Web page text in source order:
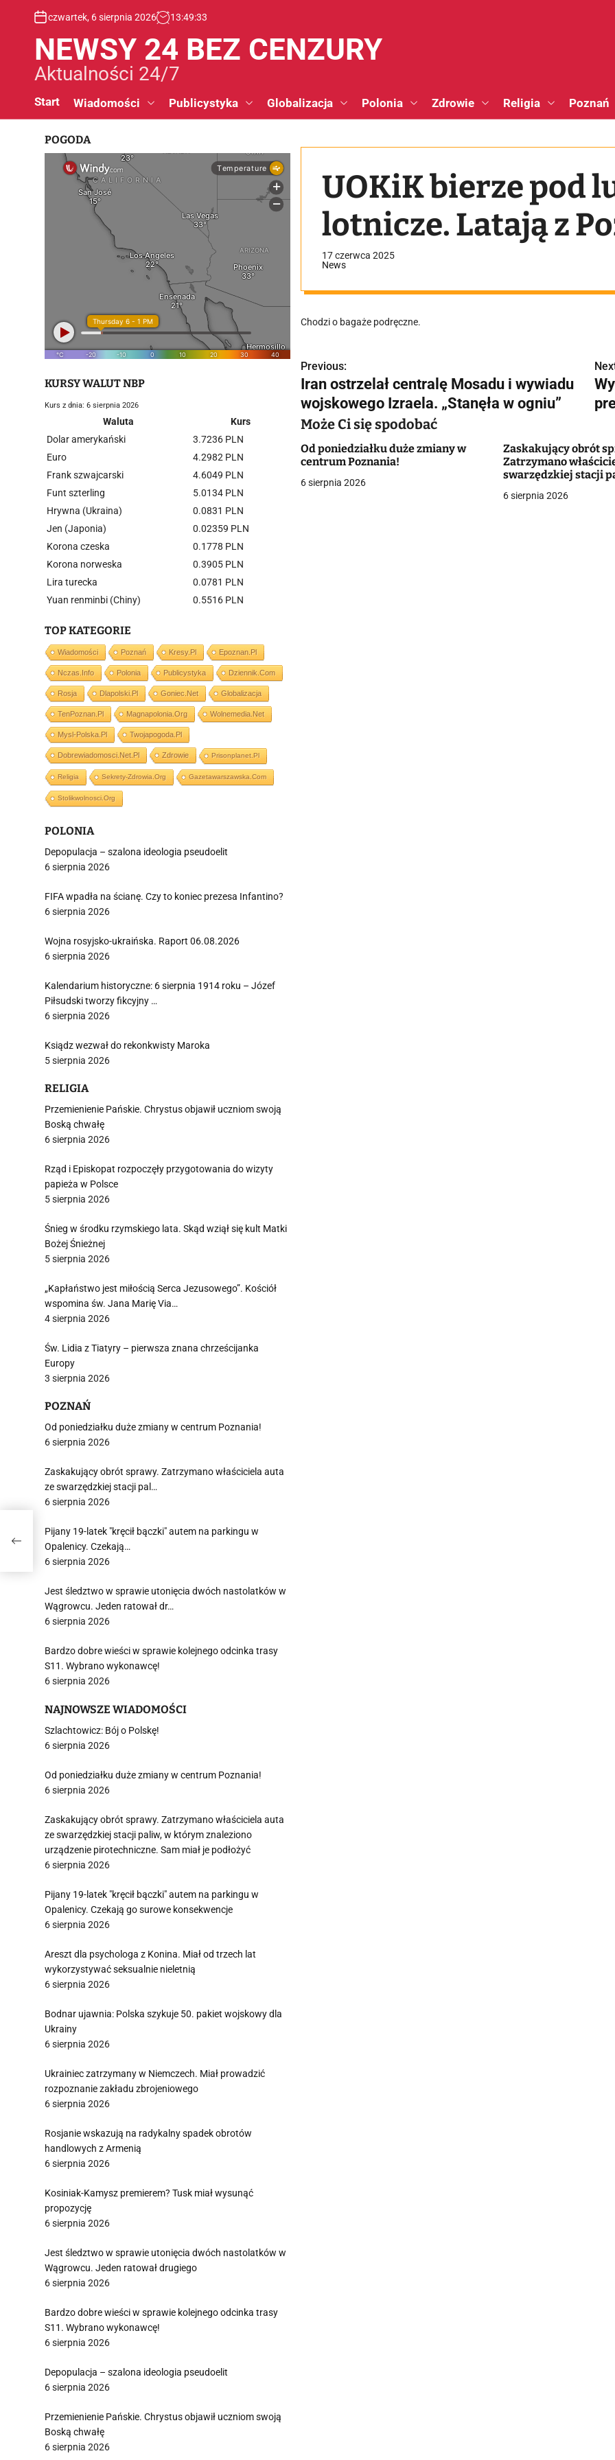
czwartek, 6 sierpnia 2026 13:49:34
NEWSY 24 BEZ CENZURY
Aktualności 24/7
Start Wiadomości Publicystyka Globalizacja Polonia Zdrowie Religia Poznań
UOKiK bierze pod
lotnicze. Latają z
17 czerwca 2025
News
Chodzi o bagaże podręczne.
N
a
w
i
g
Previous:
Iran ostrzelał centralę Mosadu i wywiadu
wojskowego Izraela. „Stanęła w ogniu”
Może Ci się spodobać
Od poniedziałku duże zmiany w
centrum Poznania!
6 sierpnia 2026
Zaskakujący obrót
Zatrzymano
swarzędzkiej stacji
pirotechniczne. Sam
6 sierpnia 2026
POGODA
KURSY WALUT NBP
Kurs z dnia: 6 sierpnia 2026
Waluta
Kurs
Dolar amerykański
3.7236 PLN
Euro
4.2982 PLN
Frank szwajcarski
4.6049 PLN
Funt szterling
5.0134 PLN
Hrywna (Ukraina)
0.0831 PLN
Jen (Japonia)
0.02359 PLN
Korona czeska
0.1778 PLN
Korona norweska
0.3905 PLN
Lira turecka
0.0781 PLN
Yuan renminbi (Chiny)
0.5516 PLN
TOP KATEGORIE
Wiadomości Poznań Kresy.pl Epoznan.pl
Nczas.info Polonia Publicystyka Dziennik.com
Rosja Dlapolski.pl Goniec.net Globalizacja
TenPoznan.pl Magnapolonia.org Wolnemedia.net
Mysl-Polska.pl Twojapogoda.pl
Dobrewiadomosci.net.pl Zdrowie Prisonplanet.pl
Religia Sekrety-Zdrowia.org Gazetawarszawska.com
Stolikwolnosci.org
POLONIA
Depopulacja – szalona ideologia pseudoelit
6 sierpnia 2026
FIFA wpadła na ścianę. Czy to koniec prezesa Infantino?
6 sierpnia 2026
Wojna rosyjsko-ukraińska. Raport 06.08.2026
6 sierpnia 2026
Kalendarium historyczne: 6 sierpnia 1914 roku – Józef
Piłsudski tworzy fikcyjny …
6 sierpnia 2026
Ksiądz wezwał do rekonkwisty Maroka
5 sierpnia 2026
RELIGIA
Przemienienie Pańskie. Chrystus objawił uczniom swoją
Boską chwałę
6 sierpnia 2026
Rząd i Episkopat rozpoczęły przygotowania do wizyty
papieża w Polsce
5 sierpnia 2026
Śnieg w środku rzymskiego lata. Skąd wziął się kult Matki
Bożej Śnieżnej
5 sierpnia 2026
„Kapłaństwo jest miłością Serca Jezusowego”. Kościół
wspomina św. Jana Marię Via…
4 sierpnia 2026
Św. Lidia z Tiatyry – pierwsza znana chrześcijanka
Europy
3 sierpnia 2026
POZNAŃ
Od poniedziałku duże zmiany w centrum Poznania!
6 sierpnia 2026
Zaskakujący obrót sprawy. Zatrzymano właściciela auta
ze swarzędzkiej stacji pal…
6 sierpnia 2026
Pijany 19-latek "kręcił bączki" autem na parkingu w
Opalenicy. Czekają…
6 sierpnia 2026
Jest śledztwo w sprawie utonięcia dwóch nastolatków w
Wągrowcu. Jeden ratował dr…
6 sierpnia 2026
Bardzo dobre wieści w sprawie kolejnego odcinka trasy
S11. Wybrano wykonawcę!
6 sierpnia 2026
NAJNOWSZE WIADOMOŚCI
Szlachtowicz: Bój o Polskę!
6 sierpnia 2026
Od poniedziałku duże zmiany w centrum Poznania!
6 sierpnia 2026
Zaskakujący obrót sprawy. Zatrzymano właściciela auta
ze swarzędzkiej stacji paliw, w którym znaleziono
urządzenie pirotechniczne. Sam miał je podłożyć
6 sierpnia 2026
Pijany 19-latek "kręcił bączki" autem na parkingu w
Opalenicy. Czekają go surowe konsekwencje
6 sierpnia 2026
Areszt dla psychologa z Konina. Miał od trzech lat
wykorzystywać seksualnie nieletnią
6 sierpnia 2026
Bodnar ujawnia: Polska szykuje 50. pakiet wojskowy dla
Ukrainy
6 sierpnia 2026
Ukrainiec zatrzymany w Niemczech. Miał prowadzić
rozpoznanie zakładu zbrojeniowego
6 sierpnia 2026
Rosjanie wskazują na radykalny spadek obrotów
handlowych z Armenią
6 sierpnia 2026
Kosiniak-Kamysz premierem? Tusk miał wysunąć
propozycję
6 sierpnia 2026
Jest śledztwo w sprawie utonięcia dwóch nastolatków w
Wągrowcu. Jeden ratował drugiego
6 sierpnia 2026
Bardzo dobre wieści w sprawie kolejnego odcinka trasy
S11. Wybrano wykonawcę!
6 sierpnia 2026
Depopulacja – szalona ideologia pseudoelit
6 sierpnia 2026
Przemienienie Pańskie. Chrystus objawił uczniom swoją
Boską chwałę
6 sierpnia 2026